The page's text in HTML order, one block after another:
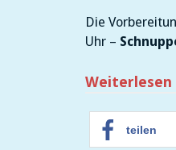
Die
Uhr –
Weiterlesen
teilen